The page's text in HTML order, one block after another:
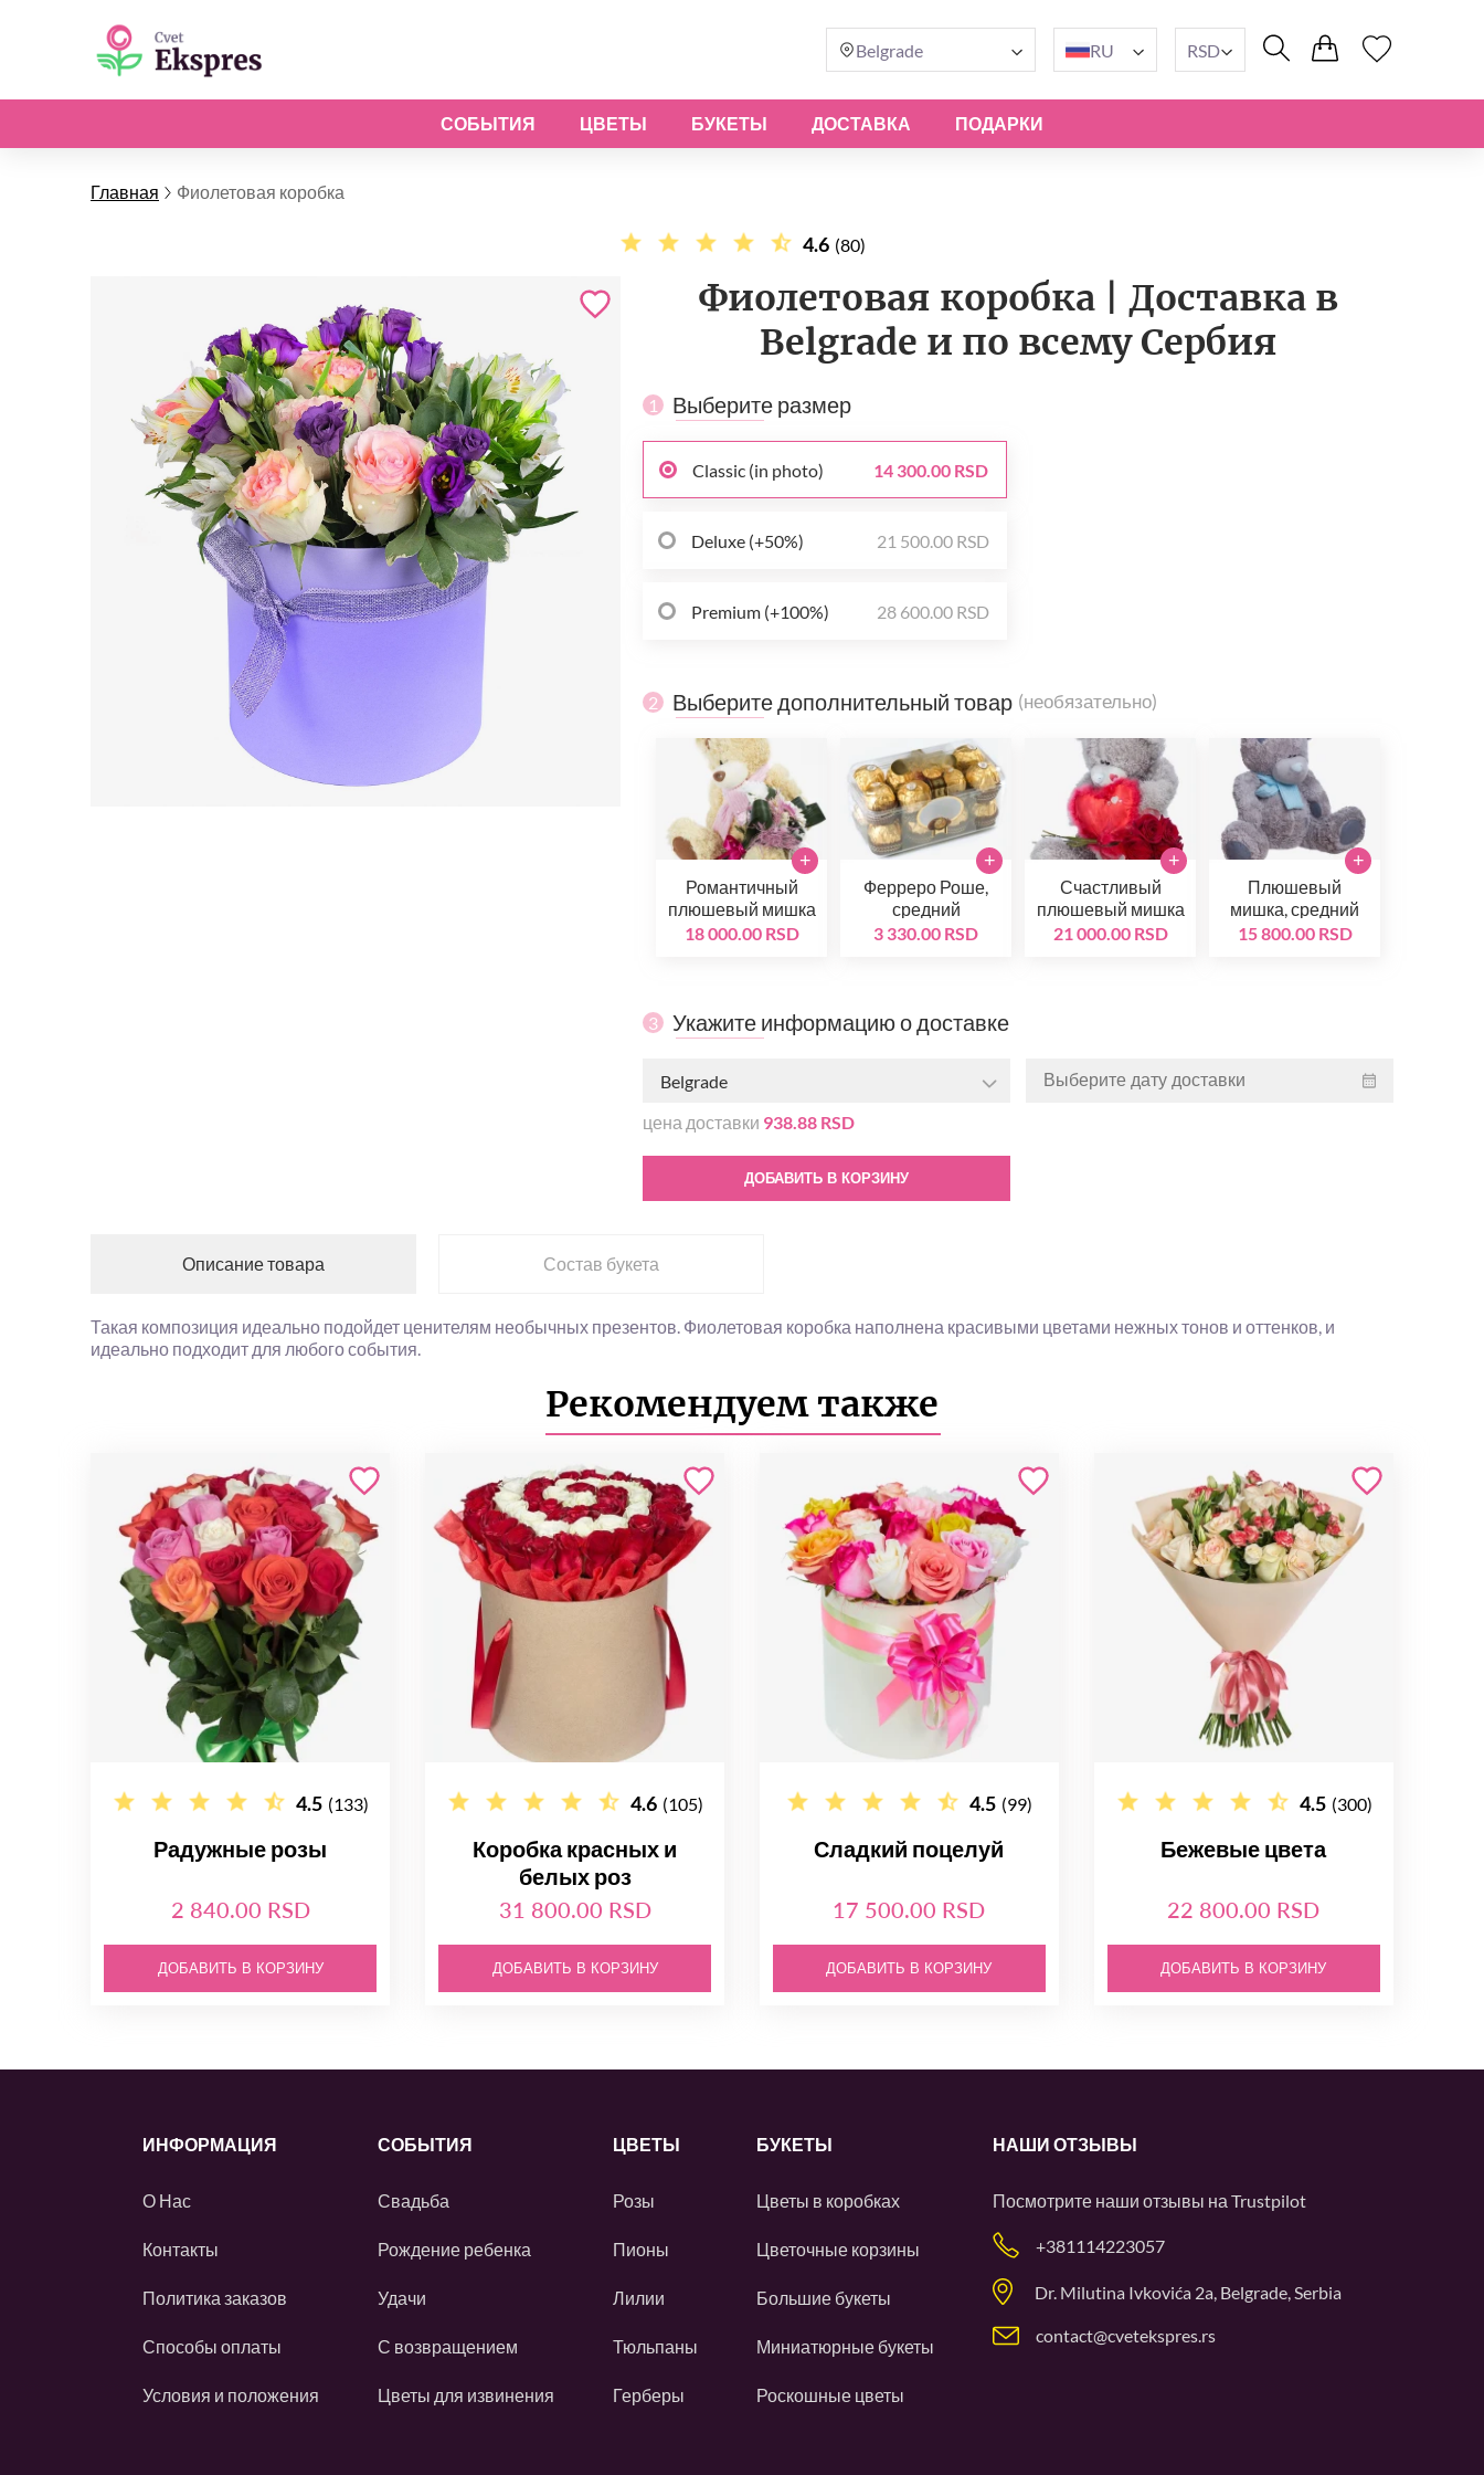
Belgrade RU RSD
СОБЫТИЯ ЦВЕТЫ БУКЕТЫ ДОСТАВКА ПОДАРКИ
Главная Фиолетовая коробка
4.6 (80)
Фиолетовая коробка | Доставка в
Belgrade и по всему Сербия
1 Выберите размер
Classic (in photo) 14 300.00 RSD
Deluxe (+50%) 21 500.00 RSD
Premium (+100%) 28 600.00 RSD
2 Выберите дополнительный товар (необязательно)
Романтичный
плюшевый мишка
18 000.00 RSD
+
Ферреро Роше,
средний
3 330.00 RSD
+
Счастливый
плюшевый мишка
21 000.00 RSD
+
Плюшевый
мишка, средний
15 800.00 RSD
+
3 Укажите информацию о доставке
Belgrade
цена доставки 938.88 RSD
ДОБАВИТЬ В КОРЗИНУ
Описание товара Состав букета
Такая композиция идеально подойдет ценителям необычных презентов. Фиолетовая коробка наполнена красивыми цветами нежных тонов и оттенков, и
идеально подходит для любого события.
Рекомендуем также
4.5 (133)
Радужные розы
2 840.00 RSD
ДОБАВИТЬ В КОРЗИНУ
4.6 (105)
Коробка красных и
белых роз
31 800.00 RSD
ДОБАВИТЬ В КОРЗИНУ
4.5 (99)
Сладкий поцелуй
17 500.00 RSD
ДОБАВИТЬ В КОРЗИНУ
4.5 (300)
Бежевые цвета
22 800.00 RSD
ДОБАВИТЬ В КОРЗИНУ
ИНФОРМАЦИЯ
О Нас
Контакты
Политика заказов
Способы оплаты
Условия и положения
СОБЫТИЯ
Свадьба
Рождение ребенка
Удачи
С возвращением
Цветы для извинения
ЦВЕТЫ
Розы
Пионы
Лилии
Тюльпаны
Герберы
БУКЕТЫ
Цветы в коробках
Цветочные корзины
Большие букеты
Миниатюрные букеты
Роскошные цветы
НАШИ ОТЗЫВЫ
Посмотрите наши отзывы на Trustpilot
+381114223057
Dr. Milutina Ivkovića 2a, Belgrade, Serbia
contact@cvetekspres.rs